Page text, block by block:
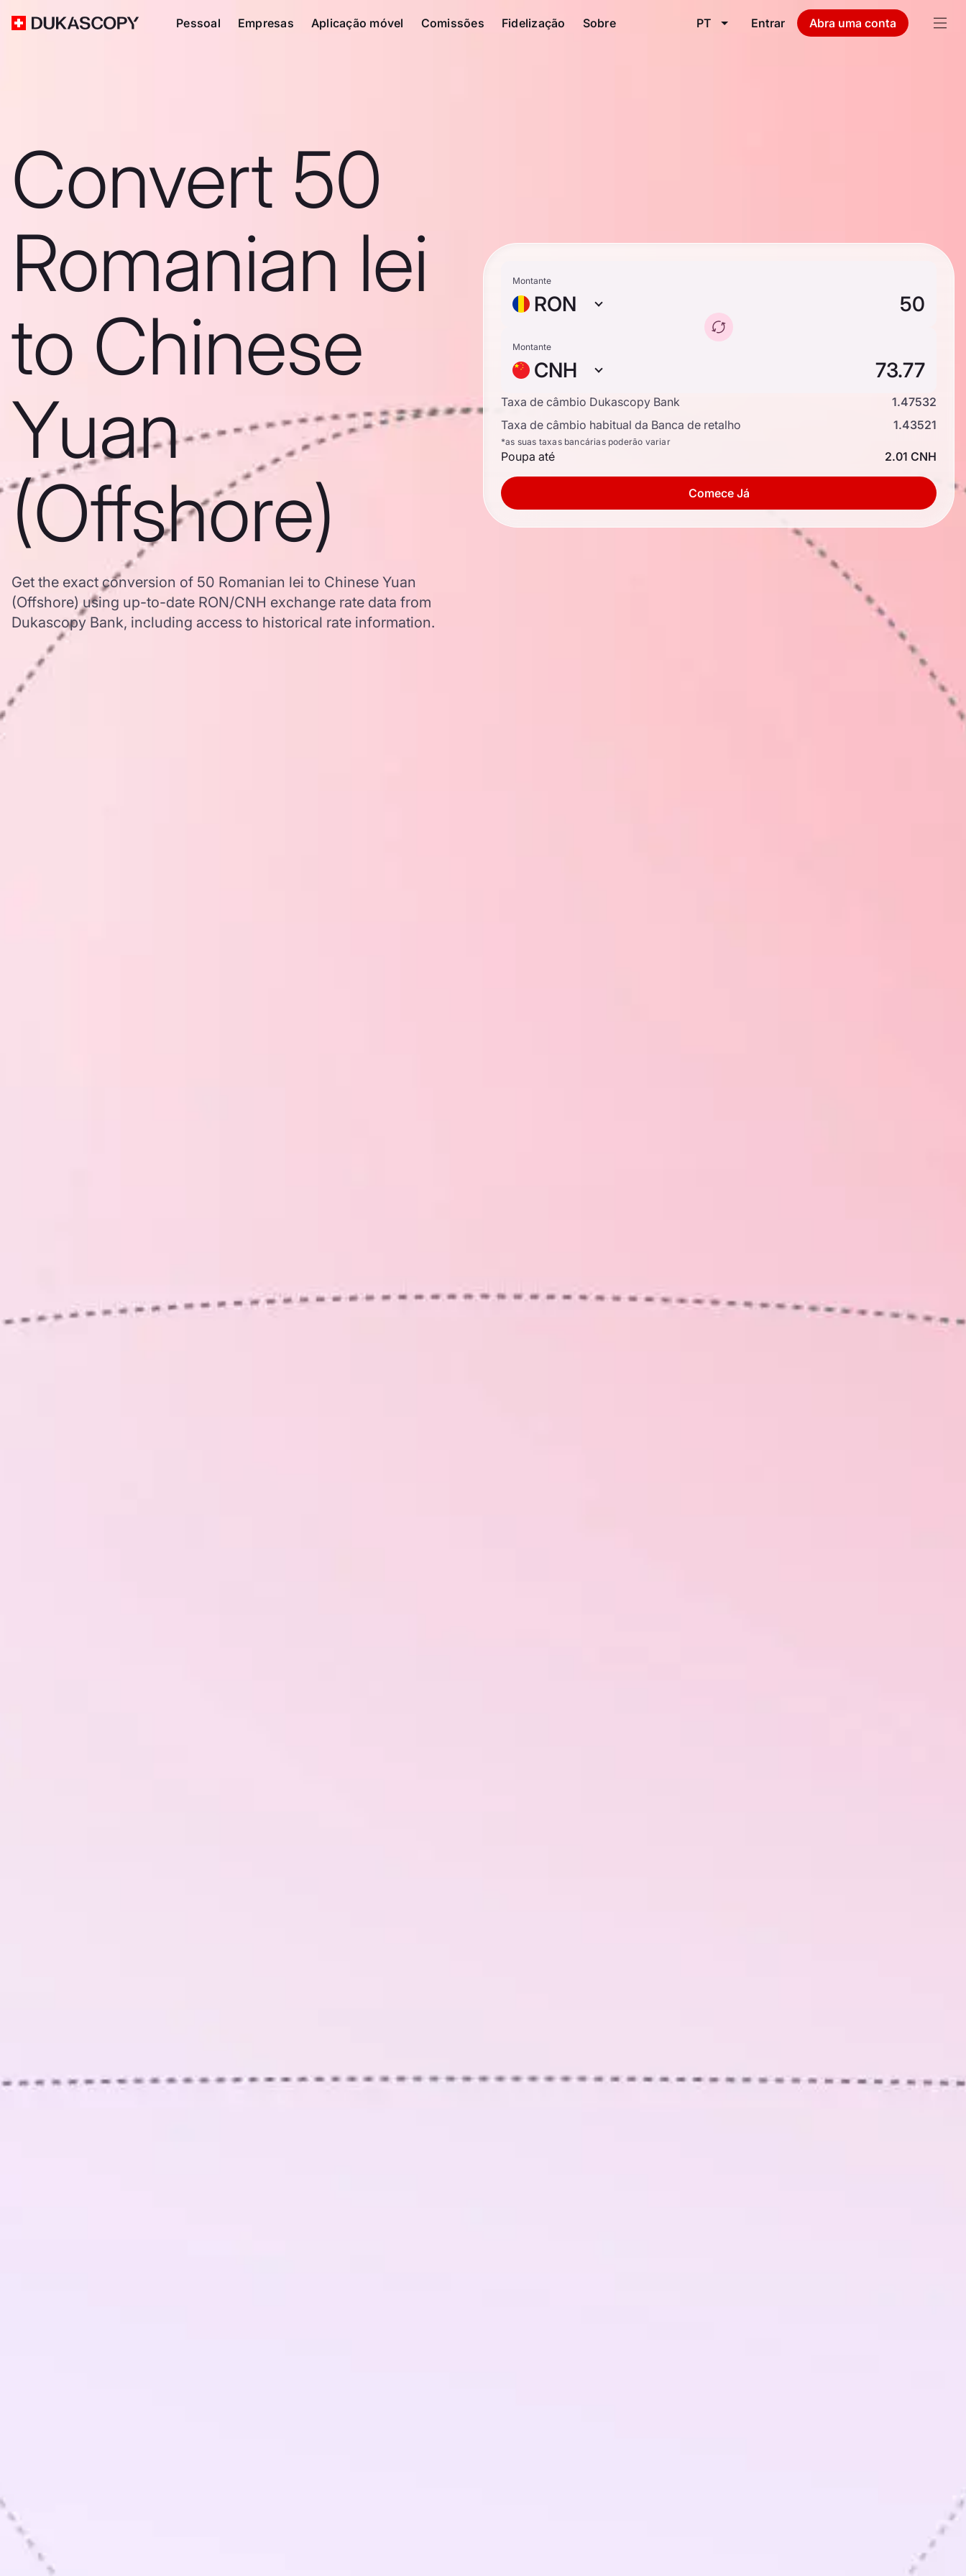
Pessoal Empresas Aplicação móvel Comissões Fidelização Sobre PT Entrar Abra uma conta
Convert 50
Romanian lei
to Chinese
Yuan
(Offshore)
Get the exact conversion of 50 Romanian lei to Chinese Yuan
(Offshore) using up-to-date RON/CNH exchange rate data from
Dukascopy Bank, including access to historical rate information.
Montante
RON
Montante
CNH
Taxa de câmbio Dukascopy Bank
1.47532
Taxa de câmbio habitual da Banca de retalho
1.43521
*as suas taxas bancárias poderão variar
Poupa até 2.01 CNH
Comece Já